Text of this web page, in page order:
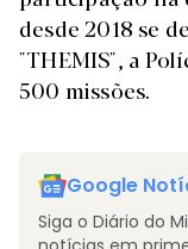
desde 2018 se
"THEMIS", a
500 missões.
Google
Siga o Diário do